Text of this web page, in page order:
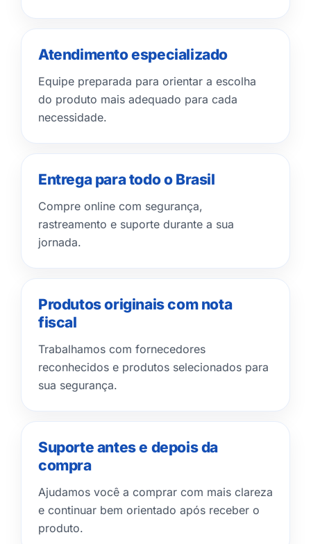
Atendimento especializado
Equipe preparada para orientar a escolha
do produto mais adequado para cada
necessidade.
Entrega para todo o Brasil
Compre online com segurança,
rastreamento e suporte durante a sua
jornada.
Produtos originais com nota
fiscal
Trabalhamos com fornecedores
reconhecidos e produtos selecionados para
sua segurança.
Suporte antes e depois da
compra
Ajudamos você a comprar com mais clareza
e continuar bem orientado após receber o
produto.